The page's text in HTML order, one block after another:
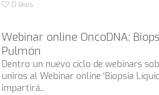
0 likes
Webinar online OncoDNA:
Pulmón
Dentro un nuevo ciclo de webinars
uniros al Webinar online ‘Biopsia
impartirá...